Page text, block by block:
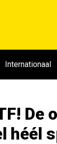
Internationaal
De
héél